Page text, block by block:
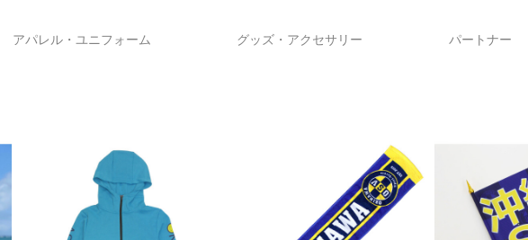
アパレル・ユニフォーム グッズ・アクセサリー パートナー